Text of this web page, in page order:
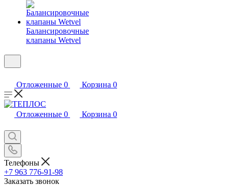
Балансировочные
клапаны Wetvel
Отложенные 0 Корзина 0
Отложенные 0 Корзина 0
Телефоны
+7 963 776-91-98
Заказать звонок